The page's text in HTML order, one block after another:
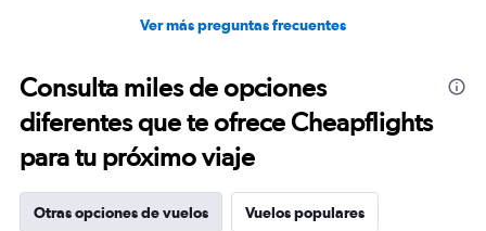
Ver más preguntas frecuentes
Consulta miles de opciones
diferentes que te ofrece Cheapflights
para tu próximo viaje
Otras opciones de vuelos Vuelos populares